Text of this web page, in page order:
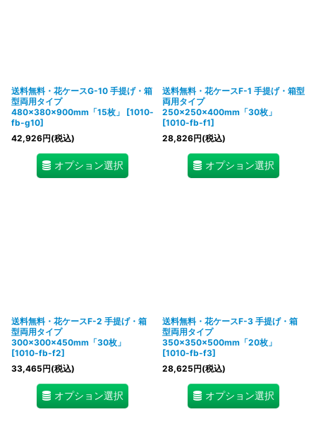
送料無料・花ケースG-10 手提げ・箱
型両用タイプ
480×380×900mm「15枚」
[1010-
fb-g10]
42,926円(税込)
オプション選択
送料無料・花ケースF-1 手提げ・箱型
両用タイプ
250×250×400mm「30枚」
[1010-fb-f1]
28,826円(税込)
オプション選択
送料無料・花ケースF-2 手提げ・箱
型両用タイプ
300×300×450mm「30枚」
[1010-fb-f2]
33,465円(税込)
オプション選択
送料無料・花ケースF-3 手提げ・箱
型両用タイプ
350×350×500mm「20枚」
[1010-fb-f3]
28,625円(税込)
オプション選択